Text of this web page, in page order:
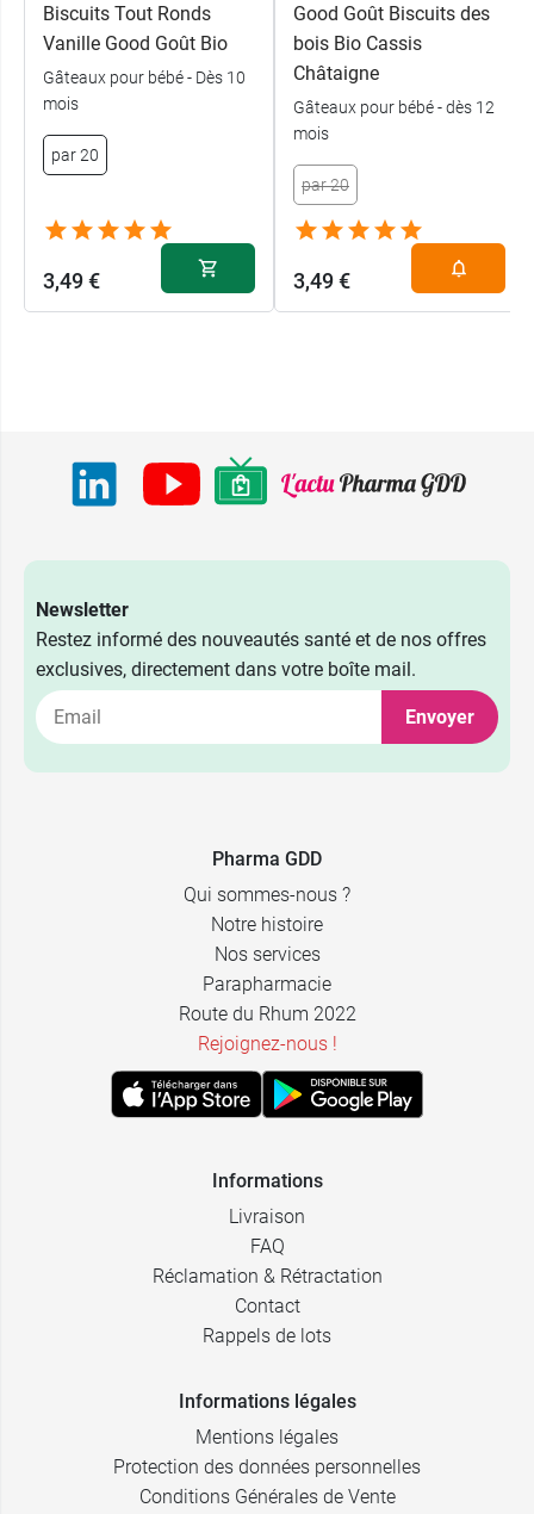
Biscuits Tout Ronds
Vanille Good Goût Bio
Gâteaux pour bébé - Dès 10
mois
par 20
3,49 €
Good Goût Biscuits des
bois Bio Cassis
Châtaigne
Gâteaux pour bébé - dès 12
mois
par 20
3,49 €
Newsletter
Restez informé des nouveautés santé et de nos offres
exclusives, directement dans votre boîte mail.
Envoyer
Pharma GDD
Qui sommes-nous ?
Notre histoire
Nos services
Parapharmacie
Route du Rhum 2022
Rejoignez-nous !
Informations
Livraison
FAQ
Réclamation & Rétractation
Contact
Rappels de lots
Informations légales
Mentions légales
Protection des données personnelles
Conditions Générales de Vente